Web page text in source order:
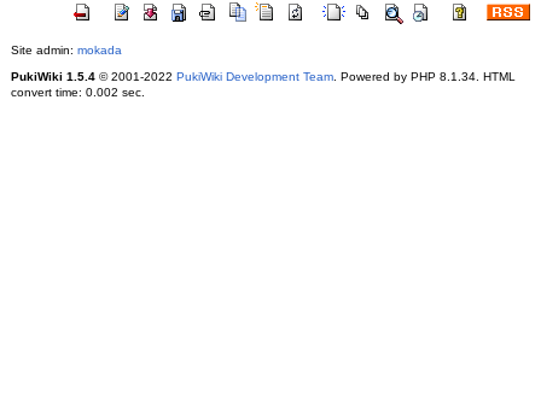
Site admin: mokada
PukiWiki 1.5.4© 2001-2022 PukiWiki Development Team. Powered by PHP 8.1.34. HTML
convert time: 0.002 sec.